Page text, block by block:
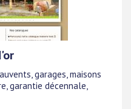
garages, maisons
garantie décennale,